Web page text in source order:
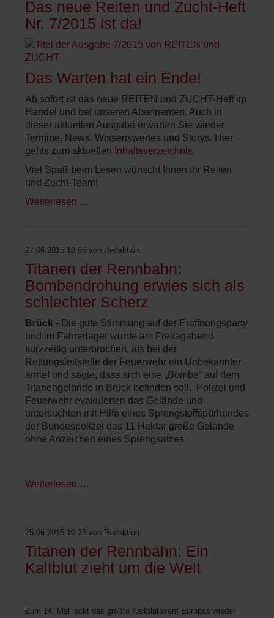
Das neue Reiten und Zucht-Heft
Nr. 7/2015 ist da!
Das Warten hat ein Ende!
Ab sofort ist das neue REITEN und ZUCHT-Heft im
Handel und bei unseren Abonnenten. Auch in
dieser aktuellen Ausgabe erwarten Sie wieder
Termine, News, Wissenswertes und Storys. Hier
gehts zum aktuellen Inhaltsverzeichnis.
Viel Spaß beim Lesen wünscht Ihnen Ihr Reiten
und Zucht-Team!
Weiterlesen …
27.06.2015 10:05 von Redaktion
Titanen der Rennbahn:
Bombendrohung erwies sich als
schlechter Scherz
Brück - Die gute Stimmung auf der Eröffnungsparty
und im Fahrerlager wurde am Freitagabend
kurzzeitig unterbrochen, als bei der
Rettungsleitstelle der Feuerwehr ein Unbekannter
anrief und sagte, dass sich eine „Bombe“ auf dem
Titanengelände in Brück befinden soll. Polizei und
Feuerwehr evakuierten das Gelände und
untersuchten mit Hilfe eines Sprengstoffspürhundes
der Bundespolizei das 11 Hektar große Gelände
ohne Anzeichen eines Sprengsatzes.
Weiterlesen …
25.06.2015 10:35 von Redaktion
Titanen der Rennbahn: Ein
Kaltblut zieht um die Welt
Zum 14. Mal lockt das größte Kaltblutevent Europas wieder